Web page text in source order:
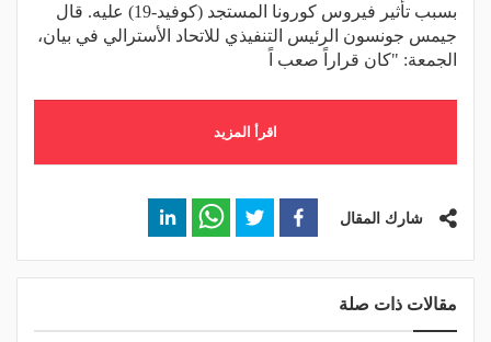
بسبب تأثير فيروس كورونا المستجد (كوفيد-19) عليه. قال
جيمس جونسون الرئيس التنفيذي للاتحاد الأسترالي في بيان،
الجمعة: "كان قراراً صعب اً
اقرأ المزيد
شارك المقال
مقالات ذات صلة